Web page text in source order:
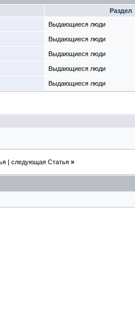
Раздел
Выдающиеся люди
Выдающиеся люди
Выдающиеся люди
Выдающиеся люди
Выдающиеся люди
| следующая Статья »